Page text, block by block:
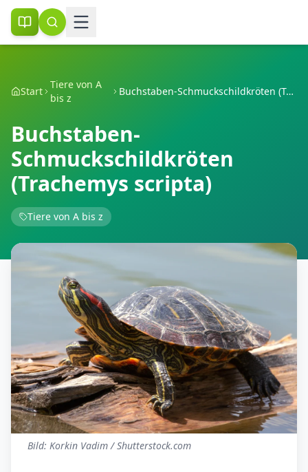
Start
Tiere von A
bis z
Buchstaben-Schmuckschildkröten (Trachemys scripta)
Buchstaben-
Schmuckschildkröten
(Trachemys scripta)
Tiere von A bis z
Bild: Korkin Vadim / Shutterstock.com